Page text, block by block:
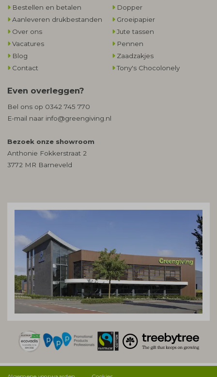
Bestellen en betalen
Aanleveren drukbestanden
Over ons
Vacatures
Blog
Contact
Dopper
Groeipapier
Jute tassen
Pennen
Zaadzakjes
Tony's Chocolonely
Even overleggen?
Bel ons op 0342 745 770
E-mail naar info@greengiving.nl
Bezoek onze showroom
Anthonie Fokkerstraat 2
3772 MR Barneveld